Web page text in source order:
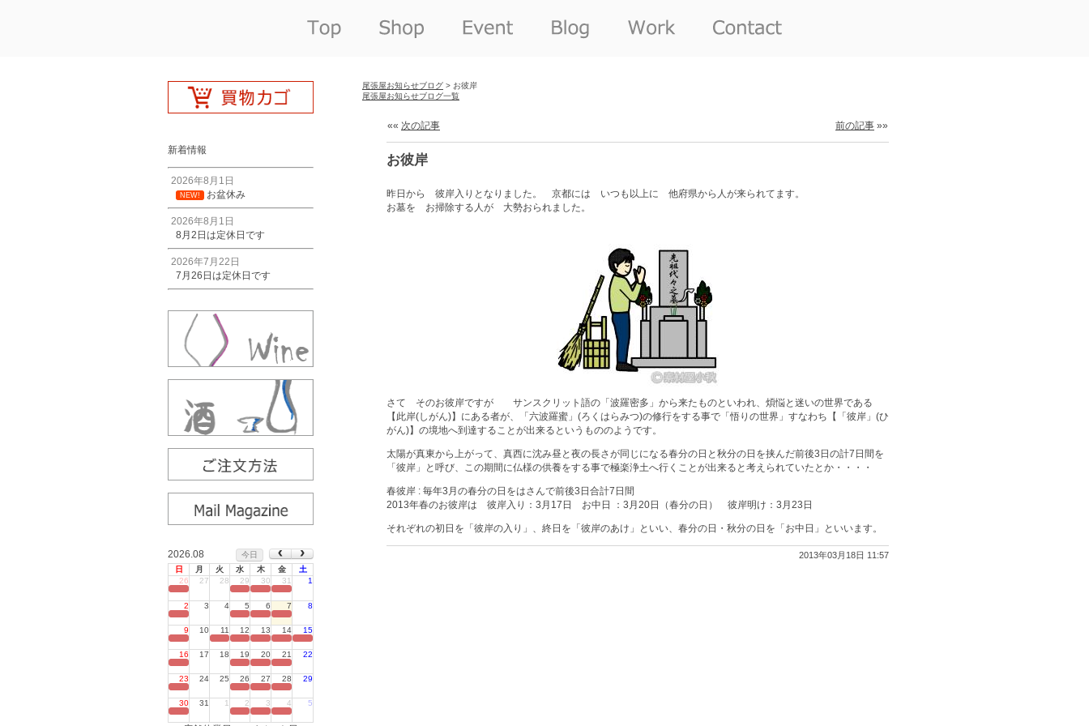
新着情報
2026年8月1日
NEW! お盆休み
2026年8月1日
8月2日は定休日です
2026年7月22日
7月26日は定休日です
2026.08
今日
日
月 火 水 木 金
土
26
27 28 29 30 31 1
2 3 4 5 6 7 8
9 10 11 12 13 14 15
16 17 18 19 20 21 22
23 24 25 26 27 28 29
30 31 1 2 3 4 5
尾張屋お知らせブログ > お彼岸
尾張屋お知らせブログ一覧
«« 次の記事 前の記事 »»
お彼岸
昨日から 彼岸入りとなりました。 京都には いつも以上に 他府県から人が来られてます。
お墓を お掃除する人が 大勢おられました。
さて そのお彼岸ですが サンスクリット語の「波羅密多」から来たものといわれ、煩悩と迷いの世界である
【此岸(しがん)】にある者が、「六波羅蜜」(ろくはらみつ)の修行をする事で「悟りの世界」すなわち【「彼岸」(ひ
がん)】の境地へ到達することが出来るというもののようです。
太陽が真東から上がって、真西に沈み昼と夜の長さが同じになる春分の日と秋分の日を挟んだ前後3日の計7日間を
「彼岸」と呼び、この期間に仏様の供養をする事で極楽浄土へ行くことが出来ると考えられていたとか・・・・
春彼岸 : 毎年3月の春分の日をはさんで前後3日合計7日間
2013年春のお彼岸は 彼岸入り：3月17日 お中日 ：3月20日（春分の日） 彼岸明け：3月23日
それぞれの初日を「彼岸の入り」、終日を「彼岸のあけ」といい、春分の日・秋分の日を「お中日」といいます。
2013年03月18日 11:57